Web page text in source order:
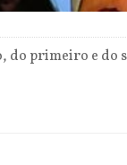
do primeiro e